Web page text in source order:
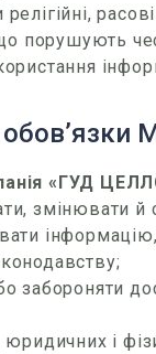
порушують
обов’язки
«ГУД
змінювати й
забороняти
юридичних і